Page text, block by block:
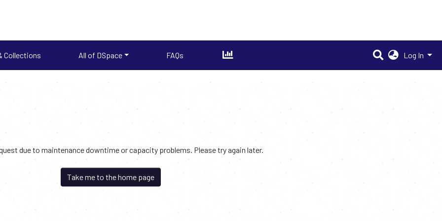
Collections All of DSpace FAQs Log In
due to maintenance downtime or capacity problems. Please try again later.
Take me to the home page